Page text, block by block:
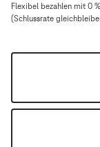
Flexibel bezahlen mit 0
(Schlussrate